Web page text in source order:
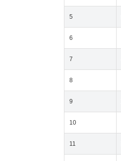
5
6
7
8
9
10
11